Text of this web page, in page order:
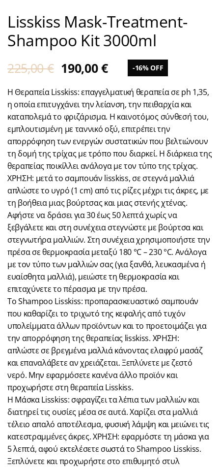
Lisskiss Mask-Treatment-
Shampoo Kit 3000ml
225,00€ 190,00€ -16% OFF
Η Θεραπεία Lisskiss: επαγγελματική θεραπεία σε ph 1,35,
η οποία επιτυγχάνει την λείανση, την πειθαρχία και
καταπολεμά το φριζάρισμα. Η καινοτόμος σύνθεσή του,
εμπλουτισμένη με ταννικό οξύ, επιτρέπει την
απορρόφηση των ενεργών συστατικών που βελτιώνουν
τη δομή της τρίχας με τρόπο που διαρκεί. Η διάρκεια της
θεραπείας ποικίλλει ανάλογα με τον τύπο της τρίχας.
ΧΡΗΣΗ: μετά το σαμπουάν lisskiss, σε στεγνά μαλλιά
απλώστε το υγρό (1 cm) από τις ρίζες μέχρι τις άκρες, με
τη βοήθεια μιας βούρτσας και μιας στενής χτένας.
Αφήστε να δράσει για 30 έως 50 λεπτά χωρίς να
ξεβγάλετε και στη συνέχεια στεγνώστε με βούρτσα και
στεγνωτήρα μαλλιών. Στη συνέχεια χρησιμοποιήστε την
πρέσα σε θερμοκρασία μεταξύ 180 °C – 230 °C. Ανάλογα
με τον τύπο των μαλλιών σας (για ξανθά, λευκασμένα ή
ευαίσθητα μαλλιά), μειώστε τη θερμοκρασία και
επιταχύνετε το πέρασμα με την πρέσα.
Το Shampoo Lisskiss: προπαρασκευαστικό σαμπουάν
που καθαρίζει το τριχωτό της κεφαλής από τυχόν
υπολείμματα άλλων προϊόντων και το προετοιμάζει για
την απορρόφηση της θεραπείας lisskiss. ΧΡΗΣΗ:
απλώστε σε βρεγμένα μαλλιά κάνοντας ελαφρύ μασάζ
και επαναλάβετε αν χρειάζεται. Ξεπλύνετε με ζεστό
νερό. Μην εφαρμόσετε κανένα άλλο προϊόν και
προχωρήστε στη θεραπεία Lisskiss.
Η Μάσκα Lisskiss: σφραγίζει τα λέπια των μαλλιών και
διατηρεί τις ουσίες μέσα σε αυτά. Χαρίζει στα μαλλιά
τέλειο απαλό αποτέλεσμα, φυσική λάμψη και μειώνει τις
κατεστραμμένες άκρες. ΧΡΗΣΗ: εφαρμόστε τη μάσκα για
5 λεπτά, αφού εκτελέσετε σωστά το Shampoo Lisskiss.
Ξεπλύνετε και προχωρήστε στο επιθυμητό στυλ